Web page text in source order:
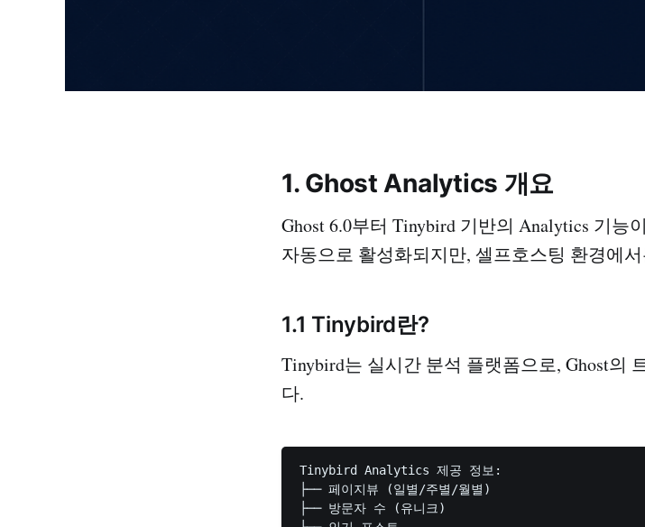
1. Ghost Analytics 개요
Ghost 6.0부터 Tinybird 기반의 Analytics 기능
자동으로 활성화되지만, 셀프호스팅 환경에
1.1 Tinybird란?
Tinybird는 실시간 분석 플랫폼으로, Ghost의
다.
Tinybird Analytics 제공 정보:
├── 페이지뷰 (일별/주별/월별)
├── 방문자 수 (유니크)